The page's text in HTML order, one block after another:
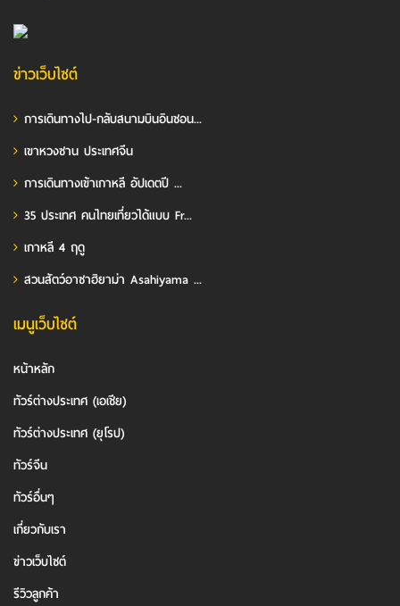
ข่าวเว็บไซต์
การเดินทางไป-กลับสนามบินอินชอน...
เขาหวงซาน ประเทศจีน
การเดินทางเข้าเกาหลี อัปเดตปี ...
35 ประเทศ คนไทยเที่ยวได้แบบ Fr...
เกาหลี 4 ฤดู
สวนสัตว์อาซาฮิยาม่า Asahiyama ...
เมนูเว็บไซต์
หน้าหลัก
ทัวร์ต่างประเทศ (เอเชีย)
ทัวร์ต่างประเทศ (ยุโรป)
ทัวร์จีน
ทัวร์อื่นๆ
เกี่ยวกับเรา
ข่าวเว็บไซต์
รีวิวลูกค้า